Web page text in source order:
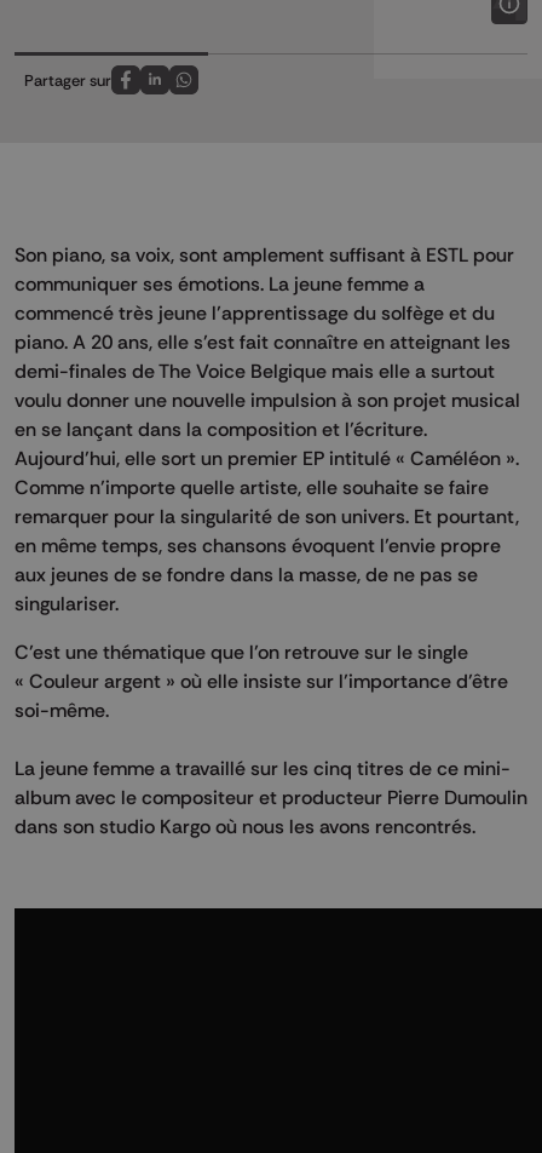
Partager sur
Partagez sur FaceBook
Partagez sur LinkedIn
Partagez sur Whatsapp
Son piano, sa voix, sont amplement suffisant à ESTL pour
communiquer ses émotions. La jeune femme a
commencé très jeune l’apprentissage du solfège et du
piano. A 20 ans, elle s’est fait connaître en atteignant les
demi-finales de The Voice Belgique mais elle a surtout
voulu donner une nouvelle impulsion à son projet musical
en se lançant dans la composition et l’écriture.
Aujourd’hui, elle sort un premier EP intitulé « Caméléon ».
Comme n’importe quelle artiste, elle souhaite se faire
remarquer pour la singularité de son univers. Et pourtant,
en même temps, ses chansons évoquent l’envie propre
aux jeunes de se fondre dans la masse, de ne pas se
singulariser.
C’est une thématique que l’on retrouve sur le single
« Couleur argent » où elle insiste sur l’importance d’être
soi-même.
La jeune femme a travaillé sur les cinq titres de ce mini-
album avec le compositeur et producteur Pierre Dumoulin
dans son studio Kargo où nous les avons rencontrés.